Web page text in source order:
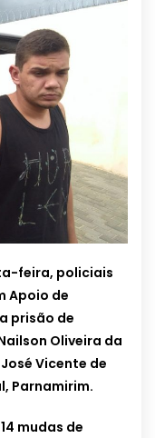
feira, policiais
Apoio de
prisão de
Oliveira da
Vicente de
Parnamirim.
mudas de